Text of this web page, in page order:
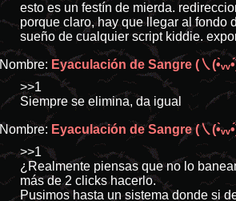
esto es un festín de mierda.
porque claro, hay que llegar al fondo
sueño de cualquier script kiddie.
Nombre: Eyaculación de Sangre (㇏
>>1
Siempre se elimina, da igual
Nombre: Eyaculación de Sangre (㇏
>>1
¿Realmente piensas que no lo
más de 2 clicks hacerlo.
Pusimos hasta un sistema donde si